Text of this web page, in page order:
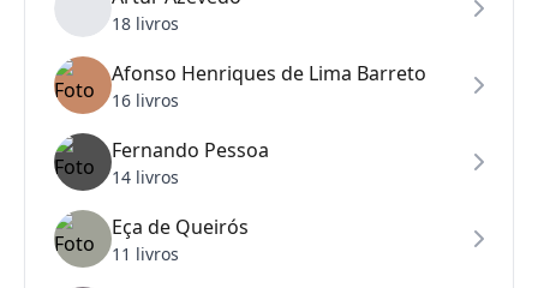
18 livros
Afonso Henriques de Lima Barreto
16 livros
Fernando Pessoa
14 livros
Eça de Queirós
11 livros